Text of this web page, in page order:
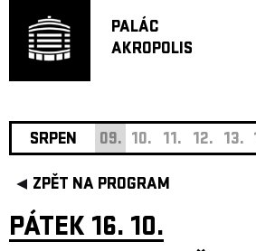
PALÁC
AKROPOLIS
SRPEN 09. 10. 11. 12. 13.
ZPĚT NA PROGRAM
PÁTEK 16. 10.